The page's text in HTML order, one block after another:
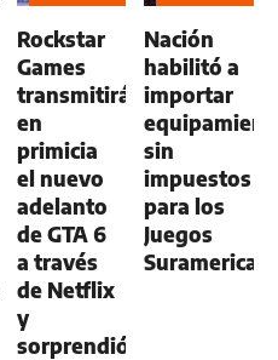
Rockstar
Games
transmitirá
en
primicia
el nuevo
adelanto
de GTA 6
a través
de Netflix
y
sorprendió
AGRO
Nación
habilitó a
importar
sin
impuestos
para los
Juegos